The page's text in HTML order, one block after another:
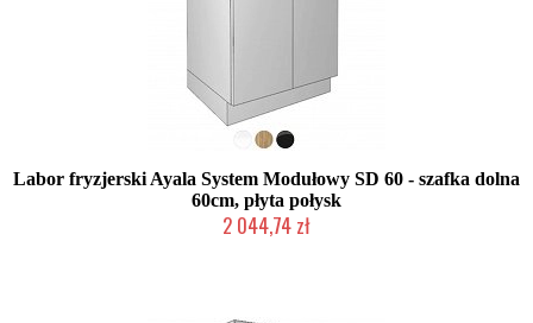
Labor fryzjerski Ayala System Modułowy SD 60 - szafka dolna
60cm, płyta połysk
2 044,74 zł